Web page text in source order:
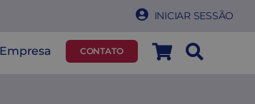
INICIAR SESSÃO
Empresa CONTATO